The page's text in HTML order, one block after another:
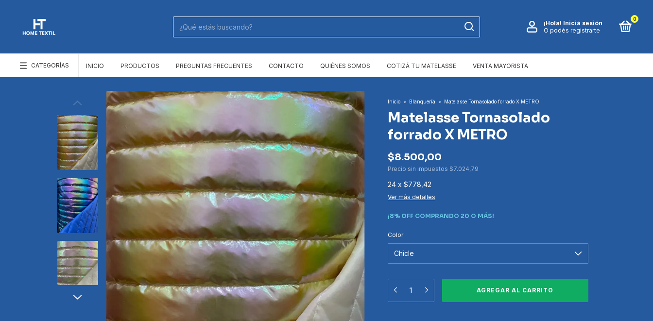
¡Hola! Iniciá sesión
O podés registrarte
0
CATEGORÍAS INICIO PRODUCTOS PREGUNTAS FRECUENTES CONTACTO QUIÉNES SOMOS COTIZÁ TU MATELASSE VENTA MAYORISTA
Inicio > Blanquería > Matelasse Tornasolado forrado X METRO
Matelasse Tornasolado
forrado X METRO
$8.500,00
Precio sin impuestos $7.024,79
24 x $778,42
Ver más detalles
¡8% OFF COMPRANDO 20 O MÁS!
Color